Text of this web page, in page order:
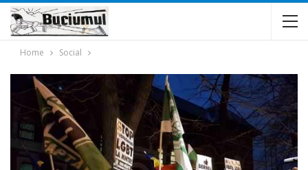
Home Social